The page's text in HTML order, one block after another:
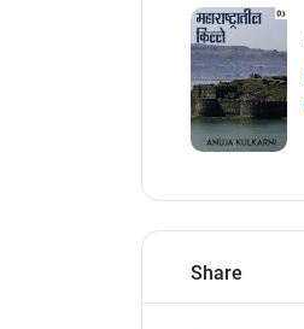
Share